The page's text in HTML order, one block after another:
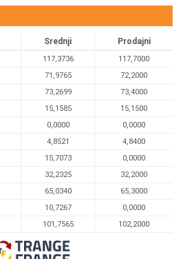
Srednji Prodajni
117,3736
117,7000
71,9765
72,2000
73,2699
73,4000
15,1585
15,1500
0,0000
0,0000
4,8521
4,8400
15,7073
0,0000
32,2325
32,2000
65,0340
65,3000
10,7267
0,0000
101,7565 102,2000